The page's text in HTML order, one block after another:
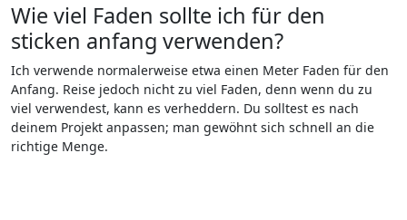
Wie viel ‍Faden sollte ich für den
sticken ‍anfang verwenden?
Ich​ verwende normalerweise etwa‍ einen Meter Faden für den
Anfang. Reise jedoch nicht⁢ zu viel Faden, denn wenn ⁢du zu‍
viel verwendest, kann es verheddern. Du solltest es nach
deinem Projekt anpassen; man gewöhnt sich‌ schnell an‌ die
richtige Menge.